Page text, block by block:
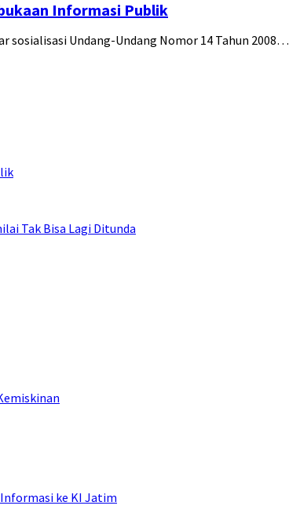
Informasi Publik
sosialisasi Undang-Undang Nomor 14 Tahun 2008…
Tak Bisa Lagi Ditunda
ke KI Jatim